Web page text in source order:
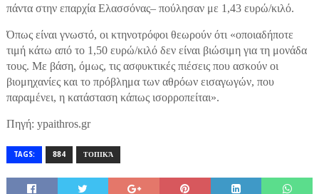
πάντα στην επαρχία Ελασσόνας– πούλησαν με 1,43 ευρώ/κιλό.
Όπως είναι γνωστό, οι κτηνοτρόφοι θεωρούν ότι «οποιαδήποτε
τιμή κάτω από το 1,50 ευρώ/κιλό δεν είναι βιώσιμη για τη μονάδα
τους. Με βάση, όμως, τις ασφυκτικές πιέσεις που ασκούν οι
βιομηχανίες και το πρόβλημα των αθρόων εισαγωγών, που
παραμένει, η κατάσταση κάπως ισορροπείται».
Πηγή: ypaithros.gr
TAGS: 884 ΤΟΠΙΚΆ